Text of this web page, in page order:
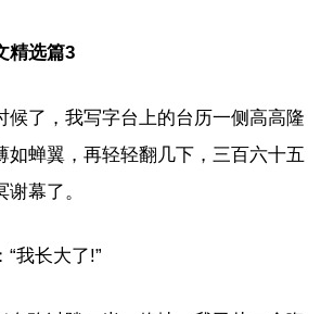
精选篇3
候了，我写字台上的台历一侧高高隆
如蝉翼，再轻轻翻几下，三百六十五
幕了。
“我长大了!”